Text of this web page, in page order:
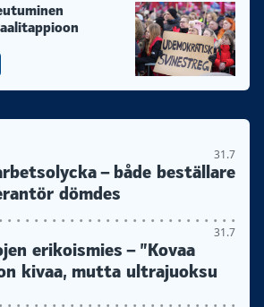
31.7
– både beställare
dömdes
31.7
erikoismies – ”Kovaa
kivaa, mutta ultrajuoksu